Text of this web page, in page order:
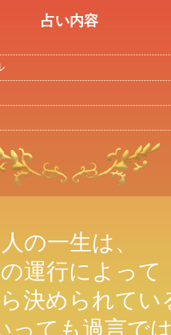
占い内容
人の一生は、
運行によって
決められてい
っても過言では